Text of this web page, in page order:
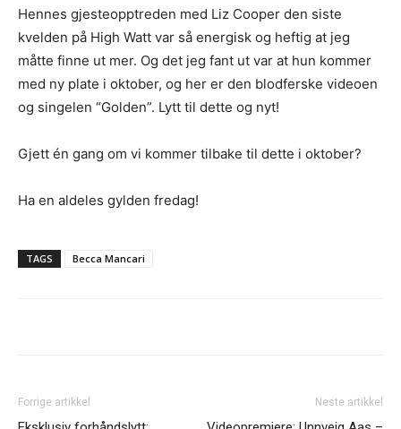
Hennes gjesteopptreden med Liz Cooper den siste
kvelden på High Watt var så energisk og heftig at jeg
måtte finne ut mer. Og det jeg fant ut var at hun kommer
med ny plate i oktober, og her er den blodferske videoen
og singelen “Golden”. Lytt til dette og nyt!
Gjett én gang om vi kommer tilbake til dette i oktober?
Ha en aldeles gylden fredag!
TAGS Becca Mancari
Forrige artikkel Neste artikkel